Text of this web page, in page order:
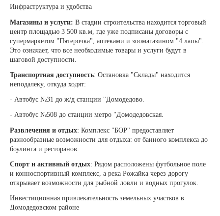
Инфраструктура и удобства
Магазины и услуги: В стадии строительства находится торговый
центр площадью 3 500 кв.м, где уже подписаны договоры с
супермаркетом "Пятерочка", аптеками и зоомагазином "4 лапы".
Это означает, что все необходимые товары и услуги будут в
шаговой доступности.
Транспортная доступность: Остановка "Склады" находится
неподалеку, откуда ходят:
- Автобус №31 до ж/д станции "Домодедово.
- Автобус №508 до станции метро "Домодедовская.
Развлечения и отдых: Комплекс "БОР" предоставляет
разнообразные возможности для отдыха: от банного комплекса до
боулинга и ресторанов.
Спорт и активный отдых: Рядом расположены футбольное поле
и конноспортивный комплекс, а река Рожайка через дорогу
открывает возможности для рыбной ловли и водных прогулок.
Инвестиционная привлекательность земельных участков в
Домодедовском районе